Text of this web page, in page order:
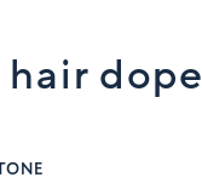
dope